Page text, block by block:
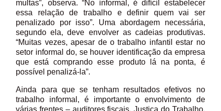
multas”, observa. “No informal, é difícil estabelecer
essa relação de trabalho e definir quem vai ser
penalizado por isso”. Uma abordagem necessária,
segundo ela, deve envolver as cadeias produtivas.
“Muitas vezes, apesar de o trabalho infantil estar no
setor informal do, se houver identificação da empresa
que está comprando esse produto lá na ponta, é
possível penalizá-la”.
Ainda para que se tenham resultados efetivos no
trabalho informal, é importante o envolvimento de
várias frentes – auditores fiscais, Justiça do Trabalho,